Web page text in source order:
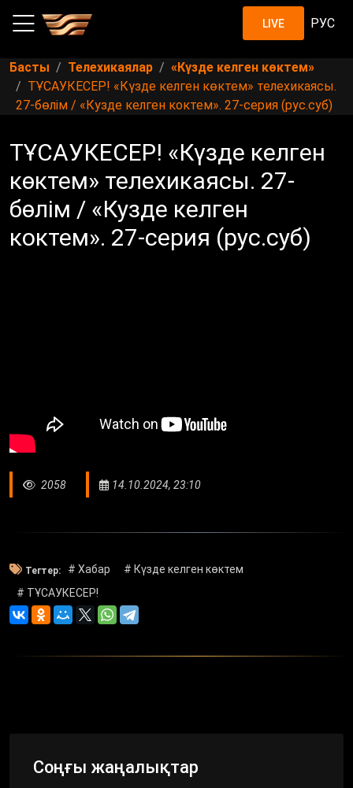
LIVE РУС
Басты Телехикаялар
«Күзде келген көктем»
ТҰСАУКЕСЕР! «Күзде келген көктем» телехикаясы.
27-бөлім / «Кузде келген коктем». 27-серия (рус.суб)
ТҰСАУКЕСЕР! «Күзде келген
көктем» телехикаясы. 27-
бөлім / «Кузде келген
коктем». 27-серия (рус.суб)
2058 14.10.2024, 23:10
Тегтер: # Хабар
# Күзде келген көктем
# ТҰСАУКЕСЕР!
Соңғы жаңалықтар